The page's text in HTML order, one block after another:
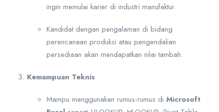
ingin memulai karier di industri manufaktur.
Kandidat dengan pengalaman di bidang
perencanaan produksi atau pengendalian
persediaan akan mendapatkan nilai tambah.
Kemampuan Teknis
Mampu menggunakan rumus-rumus di Microsoft